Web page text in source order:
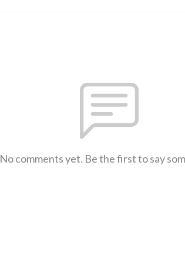
No comments yet. Be the first to say